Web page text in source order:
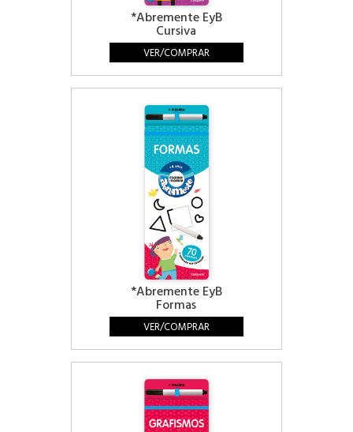
*Abremente EyB
Cursiva
VER/COMPRAR
*Abremente EyB
Formas
VER/COMPRAR